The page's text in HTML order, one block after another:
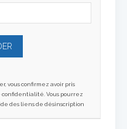
vous confirmez avoir pris
Vous pourrez
des liens de désinscription